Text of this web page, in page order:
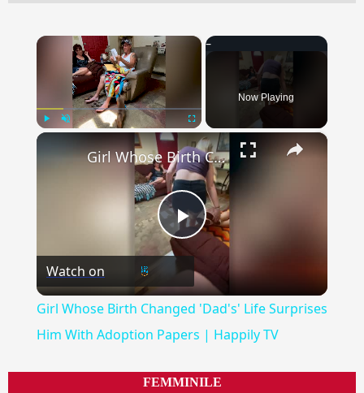
×
Fullscreen
Now Playing
×
Play
Video
Girl Whose Birth Changed 'Dad's' Life Surprises Him With Adoption Papers | Happily TV
Watch on
Girl Whose Birth Changed 'Dad's' Life Surprises
Him With Adoption Papers | Happily TV
FEMMINILE